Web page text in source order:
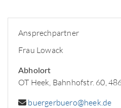
Ansprechpartner
Frau Lowack
Abholort
OT Heek, Bahnhofstr. 60,
buergerbuero@heek.de